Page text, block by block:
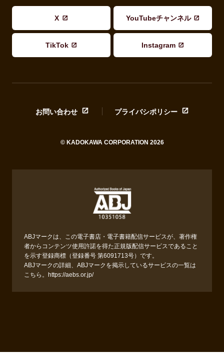
X YouTubeチャンネル
TikTok Instagram
お問い合わせ プライバシポリシー
© KADOKAWA CORPORATION 2026
ABJマークは、この電子書店・電子書籍配信サービスが、著作権
者からコンテンツ使用許諾を得た正規版配信サービスであること
を示す登録商標（登録番号 第6091713号）です。
ABJマークの詳細、ABJマークを掲示しているサービスの一覧は
こちら。 https://aebs.or.jp/